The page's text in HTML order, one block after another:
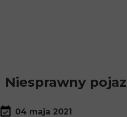
04 maja 2021
Niesprawny